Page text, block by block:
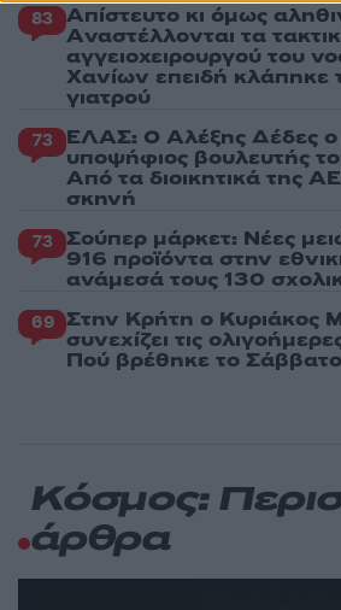
83 Απίστευτο κι όμως
Aναστέλλονται τα
αγγειοχειρουργού του
Χανίων επειδή κλάπηκε
γιατρού
73 ΕΛΑΣ: Ο Αλέξης Δέδες
υποψήφιος βουλευτής
Από τα διοικητικά της
σκηνή
73 Σούπερ μάρκετ: Νέες
916 προϊόντα στην
ανάμεσά τους 130
69 Στην Κρήτη ο Κυριάκος
συνεχίζει τις
Πού βρέθηκε το Σάββατο
Κόσμος:
άρθρα